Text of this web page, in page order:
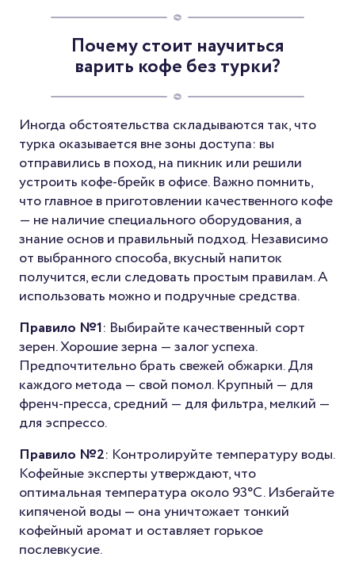
Почему стоит научиться
варить кофе без турки?
Иногда обстоятельства складываются так, что
турка оказывается вне зоны доступа: вы
отправились в поход, на пикник или решили
устроить кофе-брейк в офисе. Важно помнить,
что главное в приготовлении качественного кофе
— не наличие специального оборудования, а
знание основ и правильный подход. Независимо
от выбранного способа, вкусный напиток
получится, если следовать простым правилам. А
использовать можно и подручные средства.
Правило №1: Выбирайте качественный сорт
зерен. Хорошие зерна — залог успеха.
Предпочтительно брать свежей обжарки. Для
каждого метода — свой помол. Крупный — для
френч-пресса, средний — для фильтра, мелкий —
для эспрессо.
Правило №2: Контролируйте температуру воды.
Кофейные эксперты утверждают, что
оптимальная температура около 93°C. Избегайте
кипяченой воды — она уничтожает тонкий
кофейный аромат и оставляет горькое
послевкусие.